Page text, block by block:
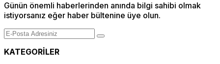
Günün önemli haberlerinden anında bilgi sahibi olmak
istiyorsanız eğer haber bültenine üye olun.
KATEGORİLER